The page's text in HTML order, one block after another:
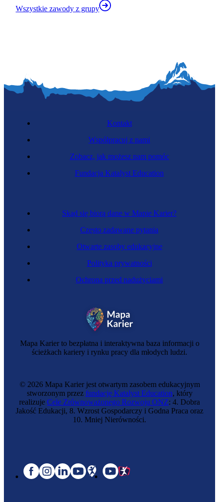
Wszystkie zawody z grupy
Mapa Karier to bezpłatna i interaktywna baza informacji o
ścieżkach kariery i rynku pracy dla młodych ludzi.
Skąd się biorą dane w Mapie Karier?
Często zadawane pytania
Otwarte zasoby edukacyjne
Polityka prywatności
Ochrona przed nadużyciami
Kontakt
Współpracuj z nami
Zobacz, jak możesz nam pomóc
Fundacja Katalyst Education
© 2026 Mapa Karier jest otwartym zasobem edukacyjnym
stworzonym przez fundację Katalyst Education, który
realizuje Cele Zrównoważonego Rozwoju ONZ: 4. Dobra
Jakość Edukacji, 8. Wzrost Gospodarczy i Godna Praca oraz
10. Mniej Nierówności.